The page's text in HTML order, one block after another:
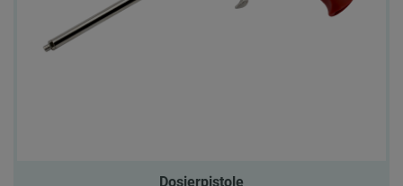
Dosierpistole